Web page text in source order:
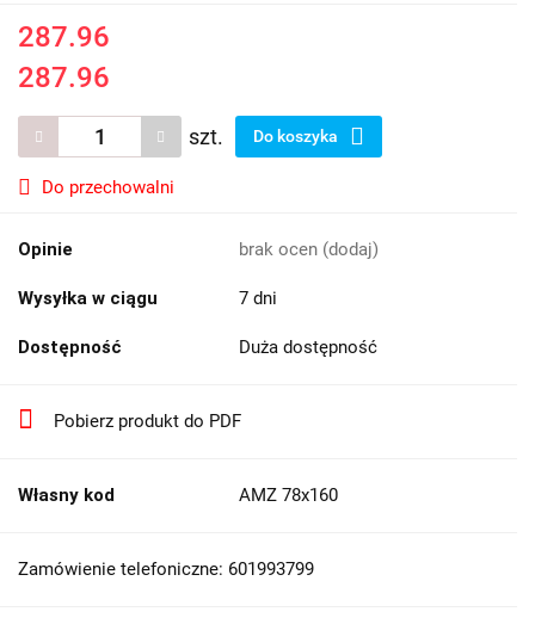
287.96
287.96
szt. Do koszyka
Do przechowalni
Opinie brak ocen (dodaj)
Wysyłka w ciągu 7 dni
Dostępność Duża dostępność
Pobierz produkt do PDF
Własny kod AMZ 78x160
Zamówienie telefoniczne: 601993799